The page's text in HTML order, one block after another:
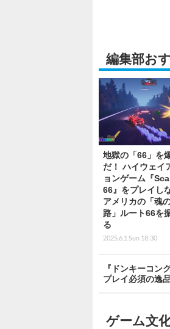
編集部お
地獄の「66」を
だ！ ハイウェイ
ョンゲーム『
66』をプレイし
アメリカの「魂
路」ルート66を
る
2025.6.1 Sun 18:30
『ドンキーコン
プレイ必須の逸品
ゲーム文